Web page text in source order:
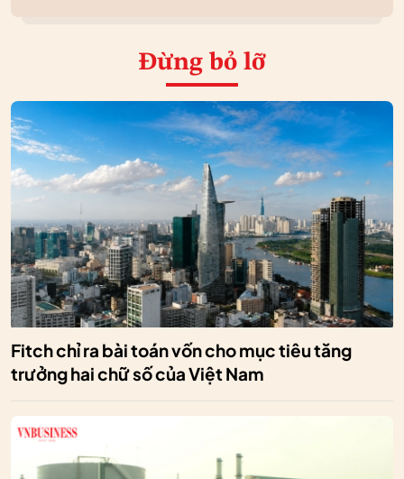
Đừng bỏ lỡ
Fitch chỉ ra bài toán vốn cho mục tiêu tăng
trưởng hai chữ số của Việt Nam